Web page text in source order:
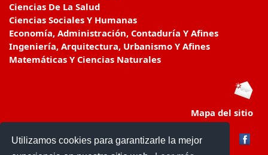
Utilizamos cookies para garantizarle la mejor
Ciencias De La Salud
Ciencias Sociales Y Humanas
Economía, Administración, Contaduría Y Afines
Ingeniería, Arquitectura, Urbanismo Y Afines
Matemáticas Y Ciencias Naturales
Mapa del sitio